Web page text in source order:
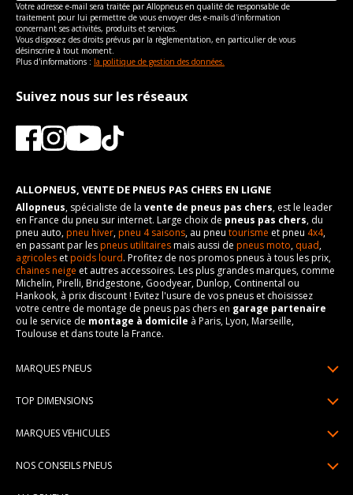
Votre adresse e-mail sera traitée par Allopneus en qualité de responsable de
traitement pour lui permettre de vous envoyer des e-mails d'information
concernant ses activités, produits et services.
Vous disposez des droits prévus par la règlementation, en particulier de vous
désinscrire à tout moment.
Plus d'informations : la politique de gestion des données.
Suivez nous sur les réseaux
ALLOPNEUS, VENTE DE PNEUS PAS CHERS EN LIGNE
Allopneus, spécialiste de la vente de pneus pas chers, est le leader
en France du pneu sur internet. Large choix de pneus pas chers, du
pneu auto,pneu hiver,pneu 4 saisons, au pneu tourisme et pneu 4x4,
en passant par lespneus utilitairesmais aussi de pneus moto, quad,
agricoles etpoids lourd. Profitez de nos promos pneus à tous les prix,
chaines neige et autres accessoires. Les plus grandes marques, comme
Michelin, Pirelli, Bridgestone, Goodyear, Dunlop, Continental ou
Hankook, à prix discount ! Evitez l'usure de vos pneus et choisissez
votre centre de montage de pneus pas chers en garage partenaire
ou le service de montage à domicile à Paris, Lyon, Marseille,
Toulouse et dans toute la France.
MARQUES PNEUS
Pneus Continental
TOP DIMENSIONS
195/65R15
MARQUES VEHICULES
NOS CONSEILS PNEUS